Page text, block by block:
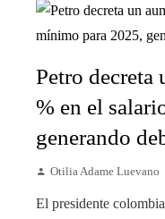
Petro decreta
% en el
generando
Otilia Adame Luevano
El presidente